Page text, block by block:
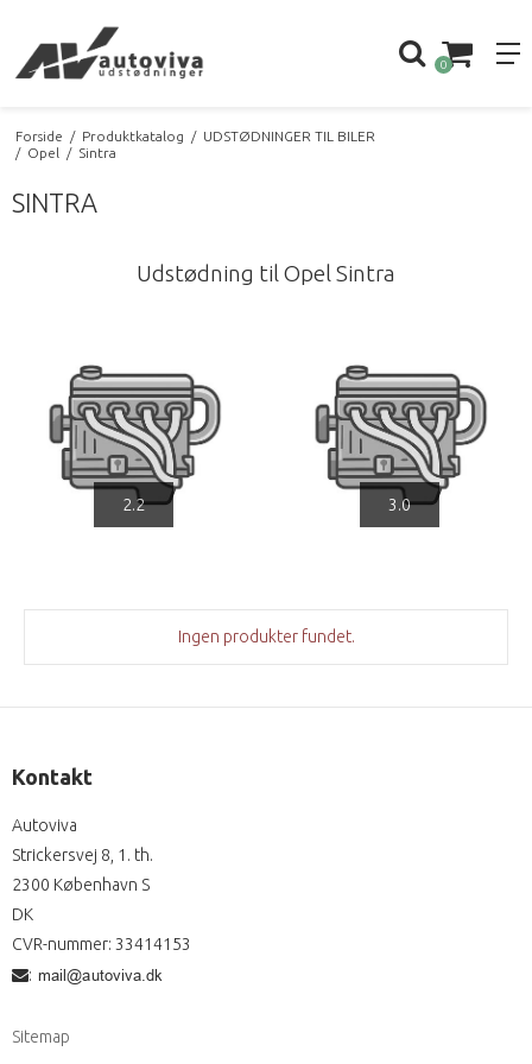
0
Forside / Produktkatalog / UDSTØDNINGER TIL BILER
/ Opel / Sintra
SINTRA
Udstødning til Opel Sintra
2.2 3.0
Ingen produkter fundet.
Kontakt
Autoviva
Strickersvej 8, 1. th.
2300 København S
DK
CVR-nummer: 33414153
:
Sitemap